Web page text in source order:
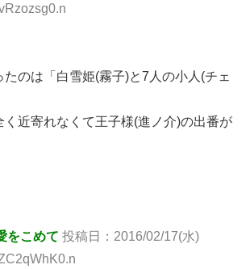
のは「白雪姫(霧子)と7人の小人(チェ
く近寄れなくて王子様(進ノ介)の出番が
をこめて 投稿日：2016/02/17(水)